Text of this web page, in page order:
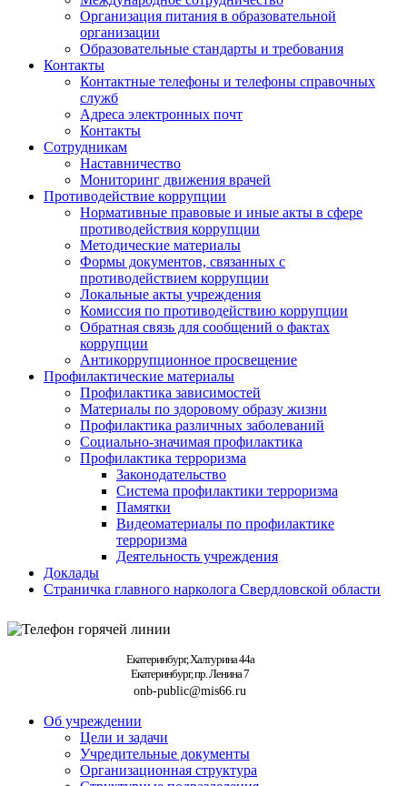
Организация питания в образовательной
организации
Образовательные стандарты и требования
Контакты
Контактные телефоны и телефоны справочных
служб
Адреса электронных почт
Контакты
Сотрудникам
Наставничество
Мониторинг движения врачей
Противодействие коррупции
Нормативные правовые и иные акты в сфере
противодействия коррупции
Методические материалы
Формы документов, связанных с
противодействием коррупции
Локальные акты учреждения
Комиссия по противодействию коррупции
Обратная связь для сообщений о фактах
коррупции
Антикоррупционное просвещение
Профилактические материалы
Профилактика зависимостей
Материалы по здоровому образу жизни
Профилактика различных заболеваний
Социально-значимая профилактика
Профилактика терроризма
Законодательство
Система профилактики терроризма
Памятки
Видеоматериалы по профилактике
терроризма
Деятельность учреждения
Доклады
Страничка главного нарколога Свердловской области
Екатеринбург, Халтурина 44а
Екатеринбург, пр. Ленина 7
onb-public@mis66.ru
Об учреждении
Цели и задачи
Учредительные документы
Организационная структура